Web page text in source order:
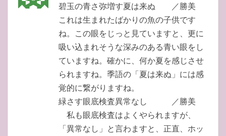
碧玉の青さ弥増す夏は来ぬ ／勝美
これは生まれたばかりの魚の子供です
ね。この眼をじっと見ていますと、更に
吸い込まれそうな深みのある青い眼をし
ていますね。確かに、何か夏を感じさせ
られますね。季語の「夏は来ぬ」には感
覚的に繋がりますね。
緑さす眼底検査異常なし ／勝美
私も眼底検査はよくやられますが、
「異常なし」と言わますと、正直、ホッ